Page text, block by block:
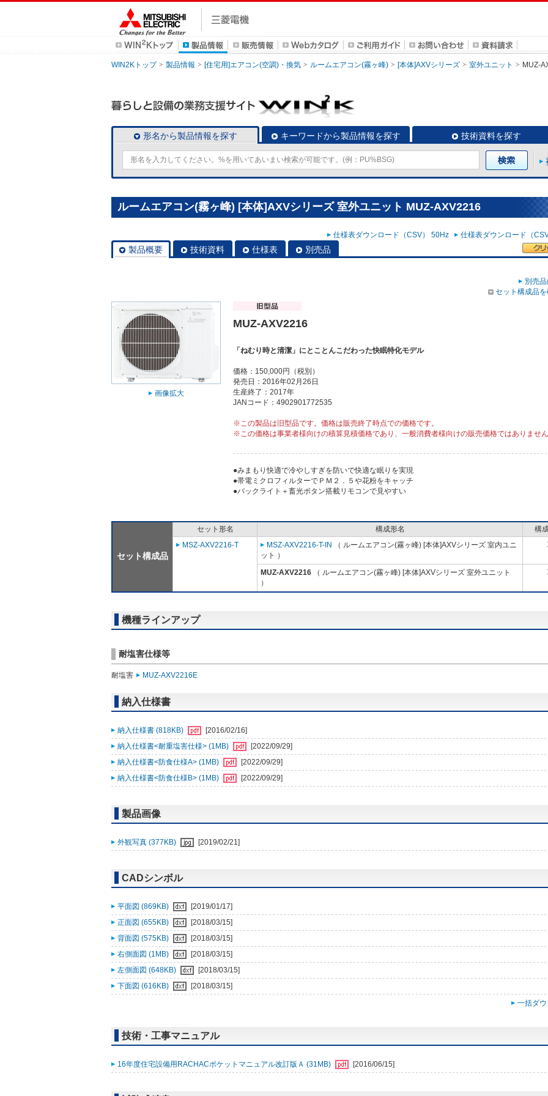
WIN2Kトップ 製品情報 [住宅用]エアコン(空調)・換気 ルームエアコン(霧ヶ峰) [本体]AXVシリーズ 室外ユニット MUZ-
形名から製品情報を探す キーワードから製品情報を探す 技術資料を探す
ルームエアコン(霧ヶ峰) [本体]AXVシリーズ 室外ユニット MUZ-AXV2216
仕様表ダウンロード（CSV） 50Hz 仕様表ダウンロード（
製品概要 技術資料 仕様表 別売品
別売
セット構成品
画像拡大
MUZ-AXV2216
「ねむり時と清潔」にとことんこだわった快眠特化モデル
価格：150,000円（税別）
発売日：2016年02月26日
生産終了：2017年
JANコード：4902901772535
※この製品は旧型品です。価格は販売終了時点での価格です。
※この価格は事業者様向けの積算見積価格であり、一般消費者様向けの販売価格ではありませ
●みまもり快適で冷やしすぎを防いで快適な眠りを実現
●帯電ミクロフィルターでＰＭ２．５や花粉をキャッチ
●バックライト＋畜光ボタン搭載リモコンで見やすい
セット構成品
セット形名 構成形名
構
MSZ-AXV2216-T
MSZ-AXV2216-T-IN
（ ルームエアコン(霧ヶ峰) [本体]AXVシリーズ 室内ユニ
ット ）
MUZ-AXV2216 （ ルームエアコン(霧ヶ峰) [本体]AXVシリーズ 室外ユニット
）
機種ラインアップ
耐塩害仕様等
耐塩害 MUZ-AXV2216E
納入仕様書
納入仕様書 (818KB)
[2016/02/16]
納入仕様書<耐重塩害仕様> (1MB)
[2022/09/29]
納入仕様書<防食仕様A> (1MB)
[2022/09/29]
納入仕様書<防食仕様B> (1MB)
[2022/09/29]
製品画像
外観写真 (377KB) [2019/02/21]
CADシンボル
平面図 (869KB)
[2019/01/17]
正面図 (655KB)
[2018/03/15]
背面図 (575KB)
[2018/03/15]
右側面図 (1MB)
[2018/03/15]
左側面図 (648KB)
[2018/03/15]
下面図 (616KB)
[2018/03/15]
一括ダ
技術・工事マニュアル
16年度住宅設備用RACHACポケットマニュアル改訂版Ａ (31MB) [2016/06/15]